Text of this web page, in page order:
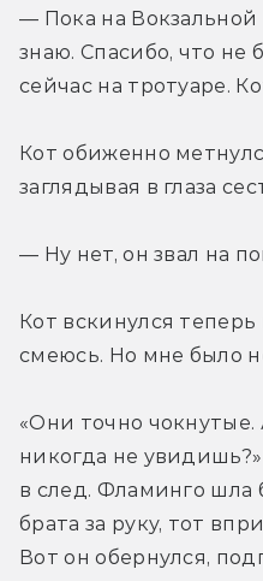
— Пока на
знаю. Спасибо, что не
сейчас на тротуаре.
Кот обиженно
заглядывая в глаза
— Ну нет, он звал на
Кот вскинулся теперь
смеюсь. Но мне было
«Они точно
никогда не
в след. Фламинго шла
брата за руку, тот
Вот он обернулся,